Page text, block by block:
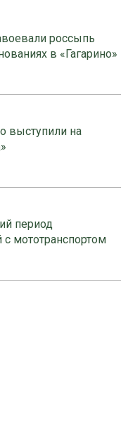
россыпь
в «Гагарино»
выступили на
период
с мототранспортом